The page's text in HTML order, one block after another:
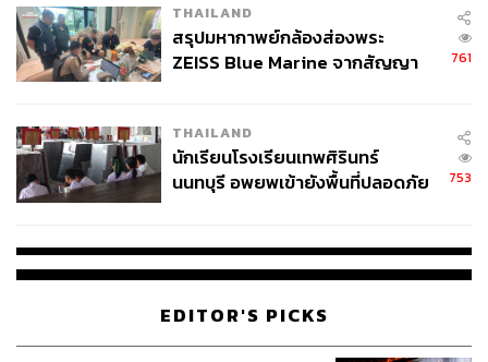
THAILAND
สรุปมหากาพย์กล้องส่องพระ
ZEISS Blue Marine จากสัญญา
จ่ายหนี้-แอบระบุแบรนด์
761
THAILAND
นักเรียนโรงเรียนเทพศิรินทร์
นนทบุรี อพยพเข้ายังพื้นที่ปลอดภัย
753
EDITOR'S PICKS